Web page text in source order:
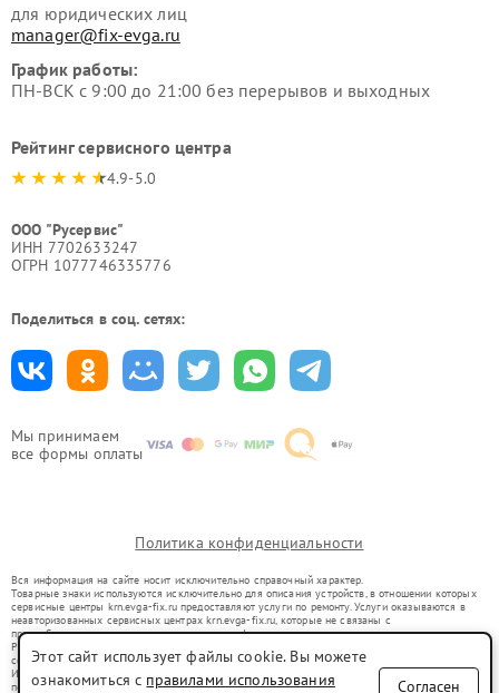
Мы принимаем
все формы оплаты
для юридических лиц
manager@fix-evga.ru
График работы:
ПН-ВСК с 9:00 до 21:00 без перерывов и выходных
Рейтинг сервисного центра
4.9-5.0
ООО "Русервис"
ИНН 7702633247
ОГРН 1077746335776
Поделиться в соц. сетях:
Политика конфиденциальности
Вся информация на сайте носит исключительно справочный характер.
Товарные знаки используются исключительно для описания устройств, в отношении которых
сервисные центры krn.evga-fix.ru предоставляют услуги по ремонту. Услуги оказываются в
неавторизованных сервисных центрах krn.evga-fix.ru, которые не связаны с
правообладателями товарных знаков или их официальными представителями.
Ремонт осуществляется для устройств, уже введенных в гражданский оборот в соответствии
со статьей 1487 ГК РФ.
Использование товарных знаков не преследует цели индивидуализации услуг или введения
потребителей в заблуждение, а служит для информирования о предоставляемых услугах по
Этот сайт использует файлы cookie. Вы можете
ознакомиться с правилами использования Согласен